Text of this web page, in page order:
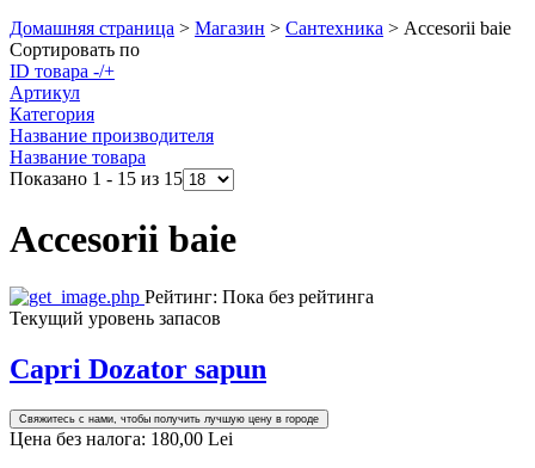
Домашняя страница > Магазин > Сантехника > Accesorii baie
Сортировать по
ID товара -/+
Артикул
Категория
Название производителя
Название товара
Показано 1 - 15 из 15
Accesorii baie
Рейтинг: Пока без рейтинга
Текущий уровень запасов
Capri Dozator sapun
Свяжитесь с нами, чтобы получить лучшую цену в городе
Цена без налога: 180,00 Lei